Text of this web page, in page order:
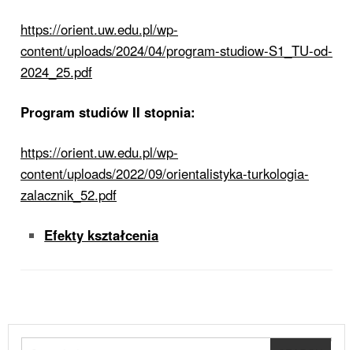
https://orient.uw.edu.pl/wp-
content/uploads/2024/04/program-studiow-S1_TU-od-
2024_25.pdf
Program studiów II stopnia:
https://orient.uw.edu.pl/wp-
content/uploads/2022/09/orientalistyka-turkologia-
zalacznik_52.pdf
Efekty kształcenia